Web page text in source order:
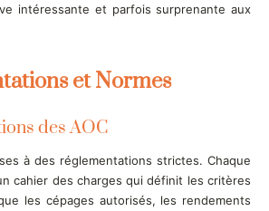
intéressante et parfois surprenante aux
et Normes
des AOC
à des réglementations strictes. Chaque
cahier des charges qui définit les critères
les cépages autorisés, les rendements